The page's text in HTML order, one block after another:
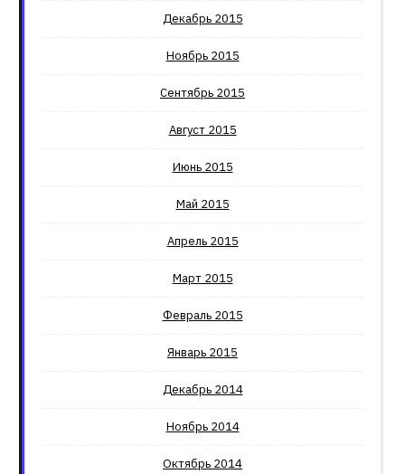
Декабрь 2015
Ноябрь 2015
Сентябрь 2015
Август 2015
Июнь 2015
Май 2015
Апрель 2015
Март 2015
Февраль 2015
Январь 2015
Декабрь 2014
Ноябрь 2014
Октябрь 2014